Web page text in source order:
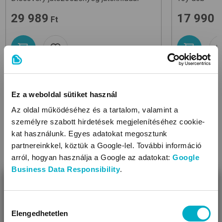
Ez a weboldal sütiket használ
Az oldal működéséhez és a tartalom, valamint a
személyre szabott hirdetések megjelenítéséhez cookie-
kat használunk. Egyes adatokat megosztunk
partnereinkkel, köztük a Google-lel. További információ
arról, hogyan használja a Google az adatokat: Google
Business Data Responsibility.
kiválasztása
Elengedhetetlen
29 989 Ft 17 990
KAPCSOLÓDÓ KATEGÓRIÁK
Úgy látjuk, most jársz nálunk először!